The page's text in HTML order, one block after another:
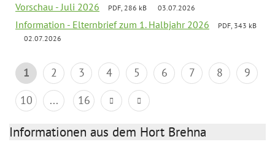
Vorschau - Juli 2026 PDF, 286 kB 03.07.2026
Information - Elternbrief zum 1. Halbjahr 2026
PDF, 343 kB
02.07.2026
1 2 3 4 5 6 7 8
9
10
... 16
Informationen aus dem Hort Brehna